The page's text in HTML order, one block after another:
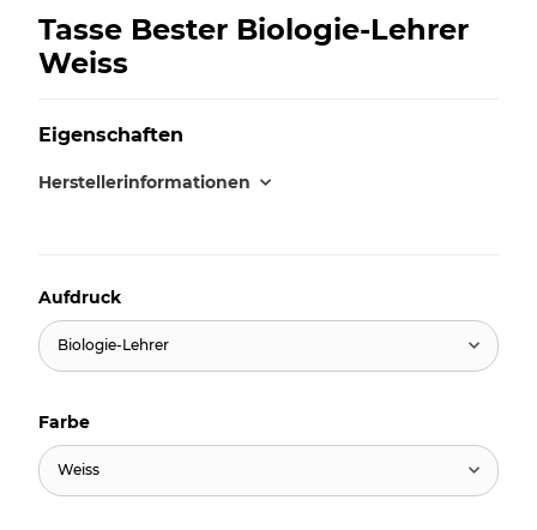
Tasse Bester Biologie-Lehrer
Weiss
Eigenschaften
Herstellerinformationen
Aufdruck
Biologie-Lehrer
Farbe
Weiss